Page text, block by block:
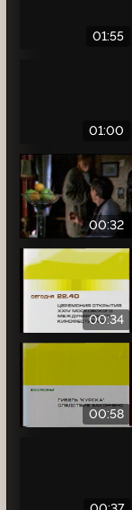
01:55
01:00
00:32
00:34
00:58